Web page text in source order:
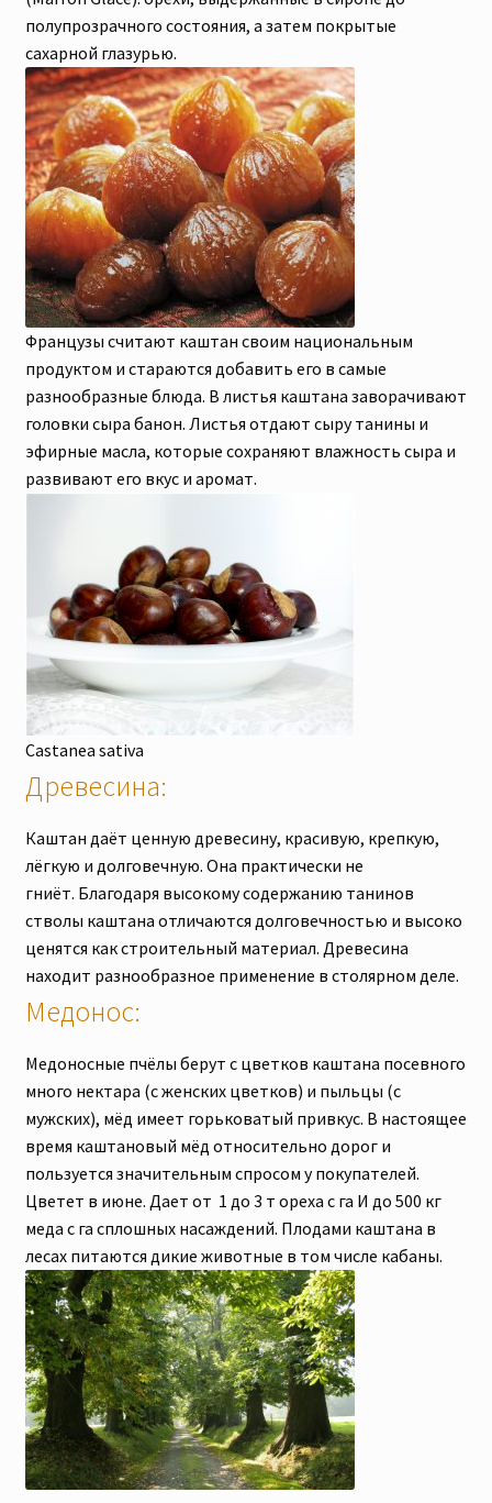
полупрозрачного состояния, а затем покрытые
сахарной глазурью.
Французы считают каштан своим национальным
продуктом и стараются добавить его в самые
разнообразные блюда. В листья каштана заворачивают
головки сыра банон. Листья отдают сыру танины и
эфирные масла, которые сохраняют влажность сыра и
развивают его вкус и аромат.
Castanea sativa
Древесина:
Каштан даёт ценную древесину, красивую, крепкую,
лёгкую и долговечную. Она практически не
гниёт. Благодаря высокому содержанию танинов
стволы каштана отличаются долговечностью и высоко
ценятся как строительный материал. Древесина
находит разнообразное применение в столярном деле.
Медонос:
Медоносные пчёлы берут с цветков каштана посевного
много нектара (с женских цветков) и пыльцы (с
мужских), мёд имеет горьковатый привкус. В настоящее
время каштановый мёд относительно дорог и
пользуется значительным спросом у покупателей.
Цветет в июне. Дает от 1 до 3 т ореха с га И до 500 кг
меда с га сплошных насаждений. Плодами каштана в
лесах питаются дикие животные в том числе кабаны.